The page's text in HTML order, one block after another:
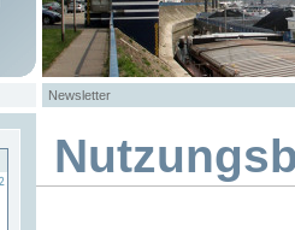
Newsletter